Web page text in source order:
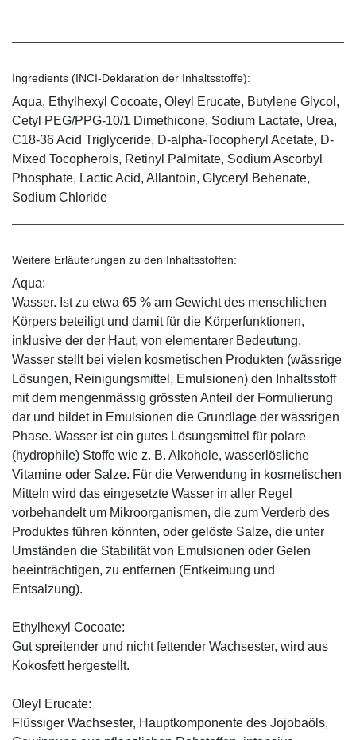
Ingredients (INCI-Deklaration der Inhaltsstoffe):
Aqua, Ethylhexyl Cocoate, Oleyl Erucate, Butylene Glycol,
Cetyl PEG/PPG-10/1 Dimethicone, Sodium Lactate, Urea,
C18-36 Acid Triglyceride, D-alpha-Tocopheryl Acetate, D-
Mixed Tocopherols, Retinyl Palmitate, Sodium Ascorbyl
Phosphate, Lactic Acid, Allantoin, Glyceryl Behenate,
Sodium Chloride
Weitere Erläuterungen zu den Inhaltsstoffen:
Aqua:
Wasser. Ist zu etwa 65 % am Gewicht des menschlichen
Körpers beteiligt und damit für die Körperfunktionen,
inklusive der der Haut, von elementarer Bedeutung.
Wasser stellt bei vielen kosmetischen Produkten (wässrige
Lösungen, Reinigungsmittel, Emulsionen) den Inhaltsstoff
mit dem mengenmässig grössten Anteil der Formulierung
dar und bildet in Emulsionen die Grundlage der wässrigen
Phase. Wasser ist ein gutes Lösungsmittel für polare
(hydrophile) Stoffe wie z. B. Alkohole, wasserlösliche
Vitamine oder Salze. Für die Verwendung in kosmetischen
Mitteln wird das eingesetzte Wasser in aller Regel
vorbehandelt um Mikroorganismen, die zum Verderb des
Produktes führen könnten, oder gelöste Salze, die unter
Umständen die Stabilität von Emulsionen oder Gelen
beeinträchtigen, zu entfernen (Entkeimung und
Entsalzung).
Ethylhexyl Cocoate:
Gut spreitender und nicht fettender Wachsester, wird aus
Kokosfett hergestellt.
Oleyl Erucate:
Flüssiger Wachsester, Hauptkomponente des Jojobaöls,